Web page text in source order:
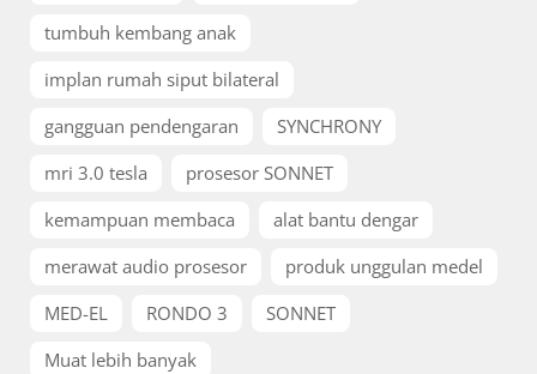
tumbuh kembang anak
implan rumah siput bilateral
gangguan pendengaran
SYNCHRONY
mri 3.0 tesla
prosesor SONNET
kemampuan membaca
alat bantu dengar
merawat audio prosesor
produk unggulan medel
MED-EL
RONDO 3
SONNET
Muat lebih banyak